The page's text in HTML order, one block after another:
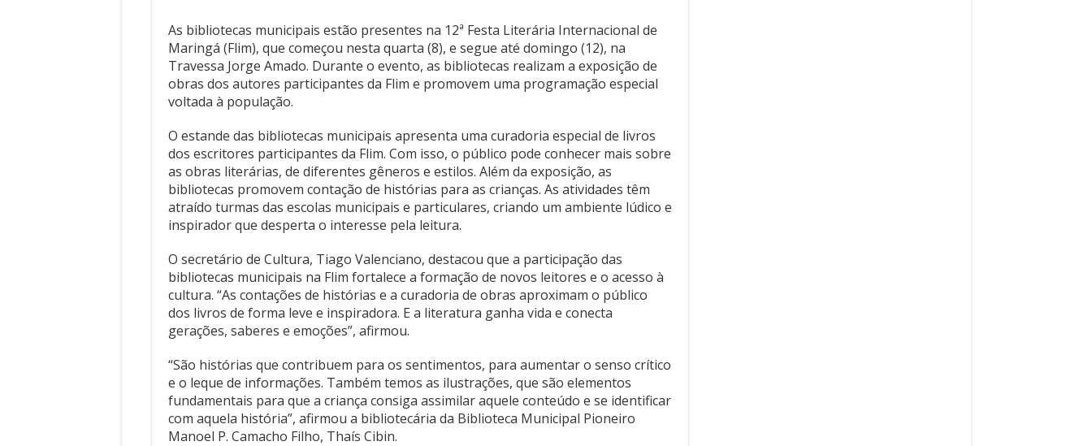
As bibliotecas municipais estão presentes na 12ª Festa Literária Internacional de
Maringá (Flim), que começou nesta quarta (8), e segue até domingo (12), na
Travessa Jorge Amado. Durante o evento, as bibliotecas realizam a exposição de
obras dos autores participantes da Flim e promovem uma programação especial
voltada à população.
O estande das bibliotecas municipais apresenta uma curadoria especial de livros
dos escritores participantes da Flim. Com isso, o público pode conhecer mais sobre
as obras literárias, de diferentes gêneros e estilos. Além da exposição, as
bibliotecas promovem contação de histórias para as crianças. As atividades têm
atraído turmas das escolas municipais e particulares, criando um ambiente lúdico e
inspirador que desperta o interesse pela leitura.
O secretário de Cultura, Tiago Valenciano, destacou que a participação das
bibliotecas municipais na Flim fortalece a formação de novos leitores e o acesso à
cultura. “As contações de histórias e a curadoria de obras aproximam o público
dos livros de forma leve e inspiradora. E a literatura ganha vida e conecta
gerações, saberes e emoções”, afirmou.
“São histórias que contribuem para os sentimentos, para aumentar o senso crítico
e o leque de informações. Também temos as ilustrações, que são elementos
fundamentais para que a criança consiga assimilar aquele conteúdo e se identificar
com aquela história”, afirmou a bibliotecária da Biblioteca Municipal Pioneiro
Manoel P. Camacho Filho, Thaís Cibin.